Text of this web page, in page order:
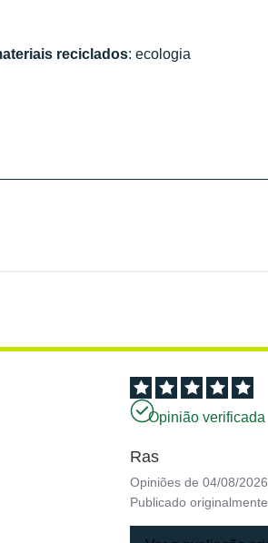
reciclados: ecologia
Opinião verificada
Ras
Opiniões de04/08/2026
Publicado